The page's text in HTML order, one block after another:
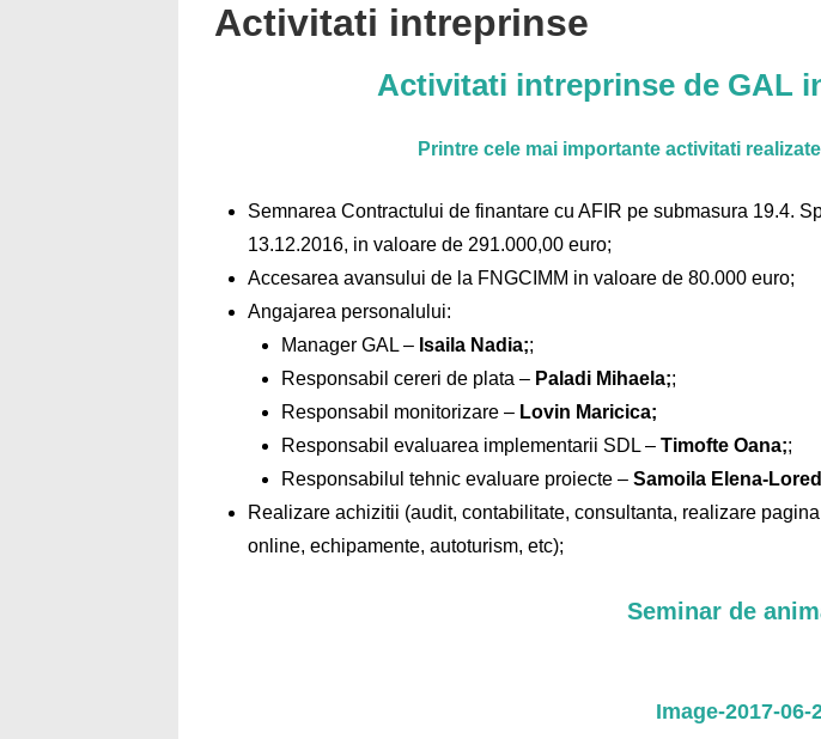
Activitati intreprinse
Activitati intreprinse de GAL
Printre cele mai importante activitati
Semnarea Contractului de finantare cu AFIR pe submasura 19.4.
13.12.2016, in valoare de 291.000,00 euro;
Accesarea avansului de la FNGCIMM in valoare de 80.000 euro;
Angajarea personalului:
Manager GAL – Isaila Nadia;;
Responsabil cereri de plata – Paladi Mihaela;;
Responsabil monitorizare – Lovin Maricica;
Responsabil evaluarea implementarii SDL –Timofte Oana;;
Responsabilul tehnic evaluare proiecte –Samoila Elena-
Realizare achizitii (audit, contabilitate, consultanta, realizare
online, echipamente, autoturism, etc);
Seminar de
Image-2017-06-